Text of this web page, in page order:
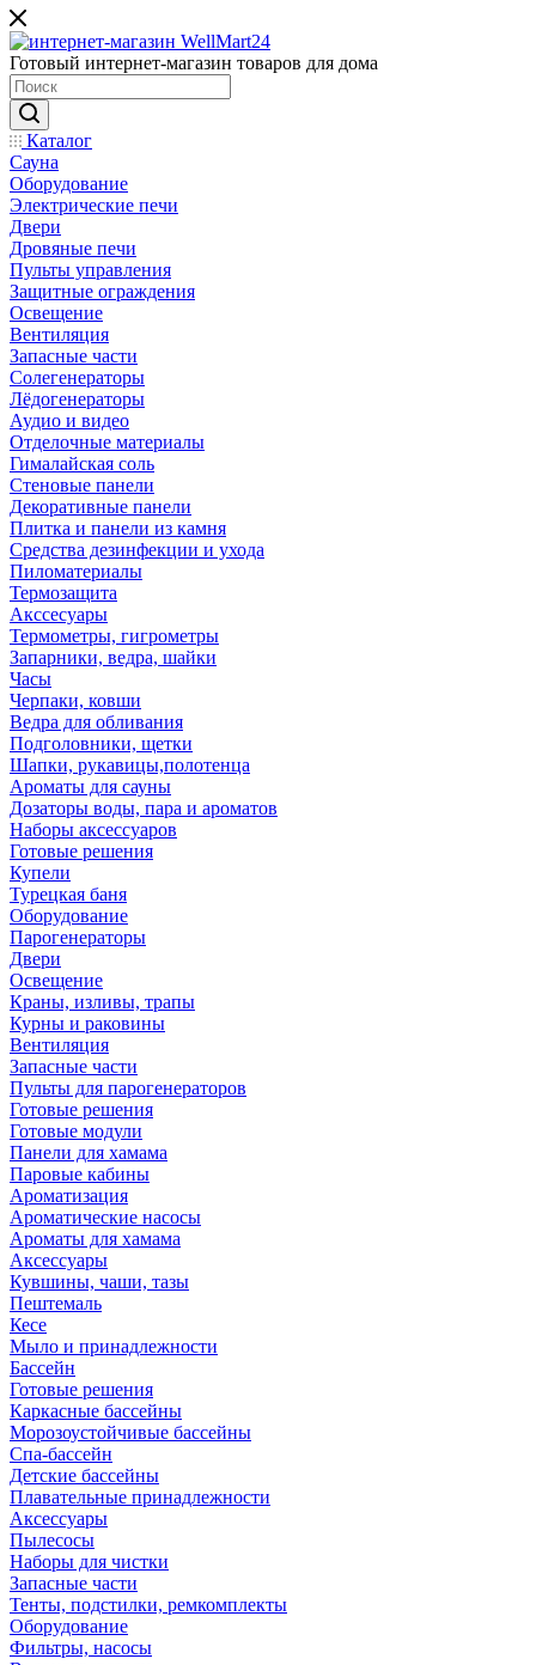
Готовый интернет-магазин товаров для дома
Каталог
Сауна
Оборудование
Электрические печи
Двери
Дровяные печи
Пульты управления
Защитные ограждения
Освещение
Вентиляция
Запасные части
Солегенераторы
Лёдогенераторы
Аудио и видео
Отделочные материалы
Гималайская соль
Стеновые панели
Декоративные панели
Плитка и панели из камня
Средства дезинфекции и ухода
Пиломатериалы
Термозащита
Аксcесуары
Термометры, гигрометры
Запарники, ведра, шайки
Часы
Черпаки, ковши
Ведра для обливания
Подголовники, щетки
Шапки, рукавицы,полотенца
Ароматы для сауны
Дозаторы воды, пара и ароматов
Наборы аксессуаров
Готовые решения
Купели
Турецкая баня
Оборудование
Парогенераторы
Двери
Освещение
Краны, изливы, трапы
Курны и раковины
Вентиляция
Запасные части
Пульты для парогенераторов
Готовые решения
Готовые модули
Панели для хамама
Паровые кабины
Ароматизация
Ароматические насосы
Ароматы для хамама
Аксессуары
Кувшины, чаши, тазы
Пештемаль
Кесе
Мыло и принадлежности
Бассейн
Готовые решения
Каркасные бассейны
Морозоустойчивые бассейны
Спа-бассейн
Детские бассейны
Плавательные принадлежности
Аксессуары
Пылесосы
Наборы для чистки
Запасные части
Тенты, подстилки, ремкомплекты
Оборудование
Фильтры, насосы